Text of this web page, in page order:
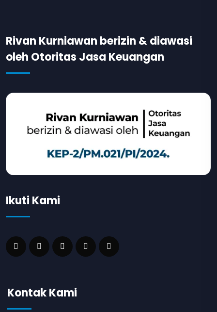
Rivan Kurniawan berizin & diawasi
oleh Otoritas Jasa Keuangan
Ikuti Kami
Kontak Kami